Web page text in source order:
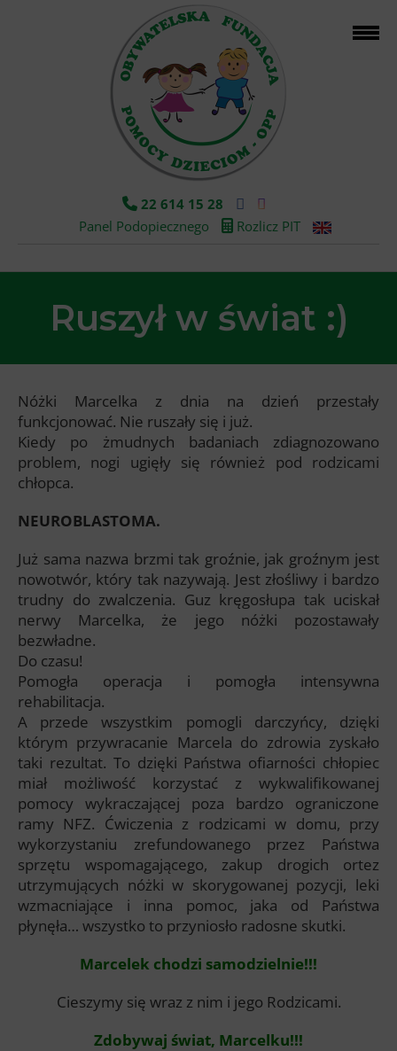
22 614 15 28
Panel Podopiecznego
Rozlicz PIT
Ruszył w świat :)
Nóżki Marcelka z dnia na dzień przestały
funkcjonować. Nie ruszały się i już.
Kiedy po żmudnych badaniach zdiagnozowano
problem, nogi ugięły się również pod rodzicami
chłopca.
NEUROBLASTOMA.
Już sama nazwa brzmi tak groźnie, jak groźnym jest
nowotwór, który tak nazywają. Jest złośliwy i bardzo
trudny do zwalczenia. Guz kręgosłupa tak uciskał
nerwy Marcelka, że jego nóżki pozostawały
bezwładne.
Do czasu!
Pomogła operacja i pomogła intensywna
rehabilitacja.
A przede wszystkim pomogli darczyńcy, dzięki
którym przywracanie Marcela do zdrowia zyskało
taki rezultat. To dzięki Państwa ofiarności chłopiec
miał możliwość korzystać z wykwalifikowanej
pomocy wykraczającej poza bardzo ograniczone
ramy NFZ. Ćwiczenia z rodzicami w domu, przy
wykorzystaniu zrefundowanego przez Państwa
sprzętu wspomagającego, zakup drogich ortez
utrzymujących nóżki w skorygowanej pozycji, leki
wzmacniające i inna pomoc, jaka od Państwa
płynęła… wszystko to przyniosło radosne skutki.
Marcelek chodzi samodzielnie!!!
Cieszymy się wraz z nim i jego Rodzicami.
Zdobywaj świat, Marcelku!!!